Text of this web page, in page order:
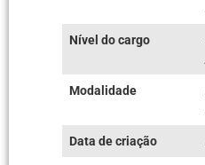
Nível do cargo
Modalidade
Data de criação